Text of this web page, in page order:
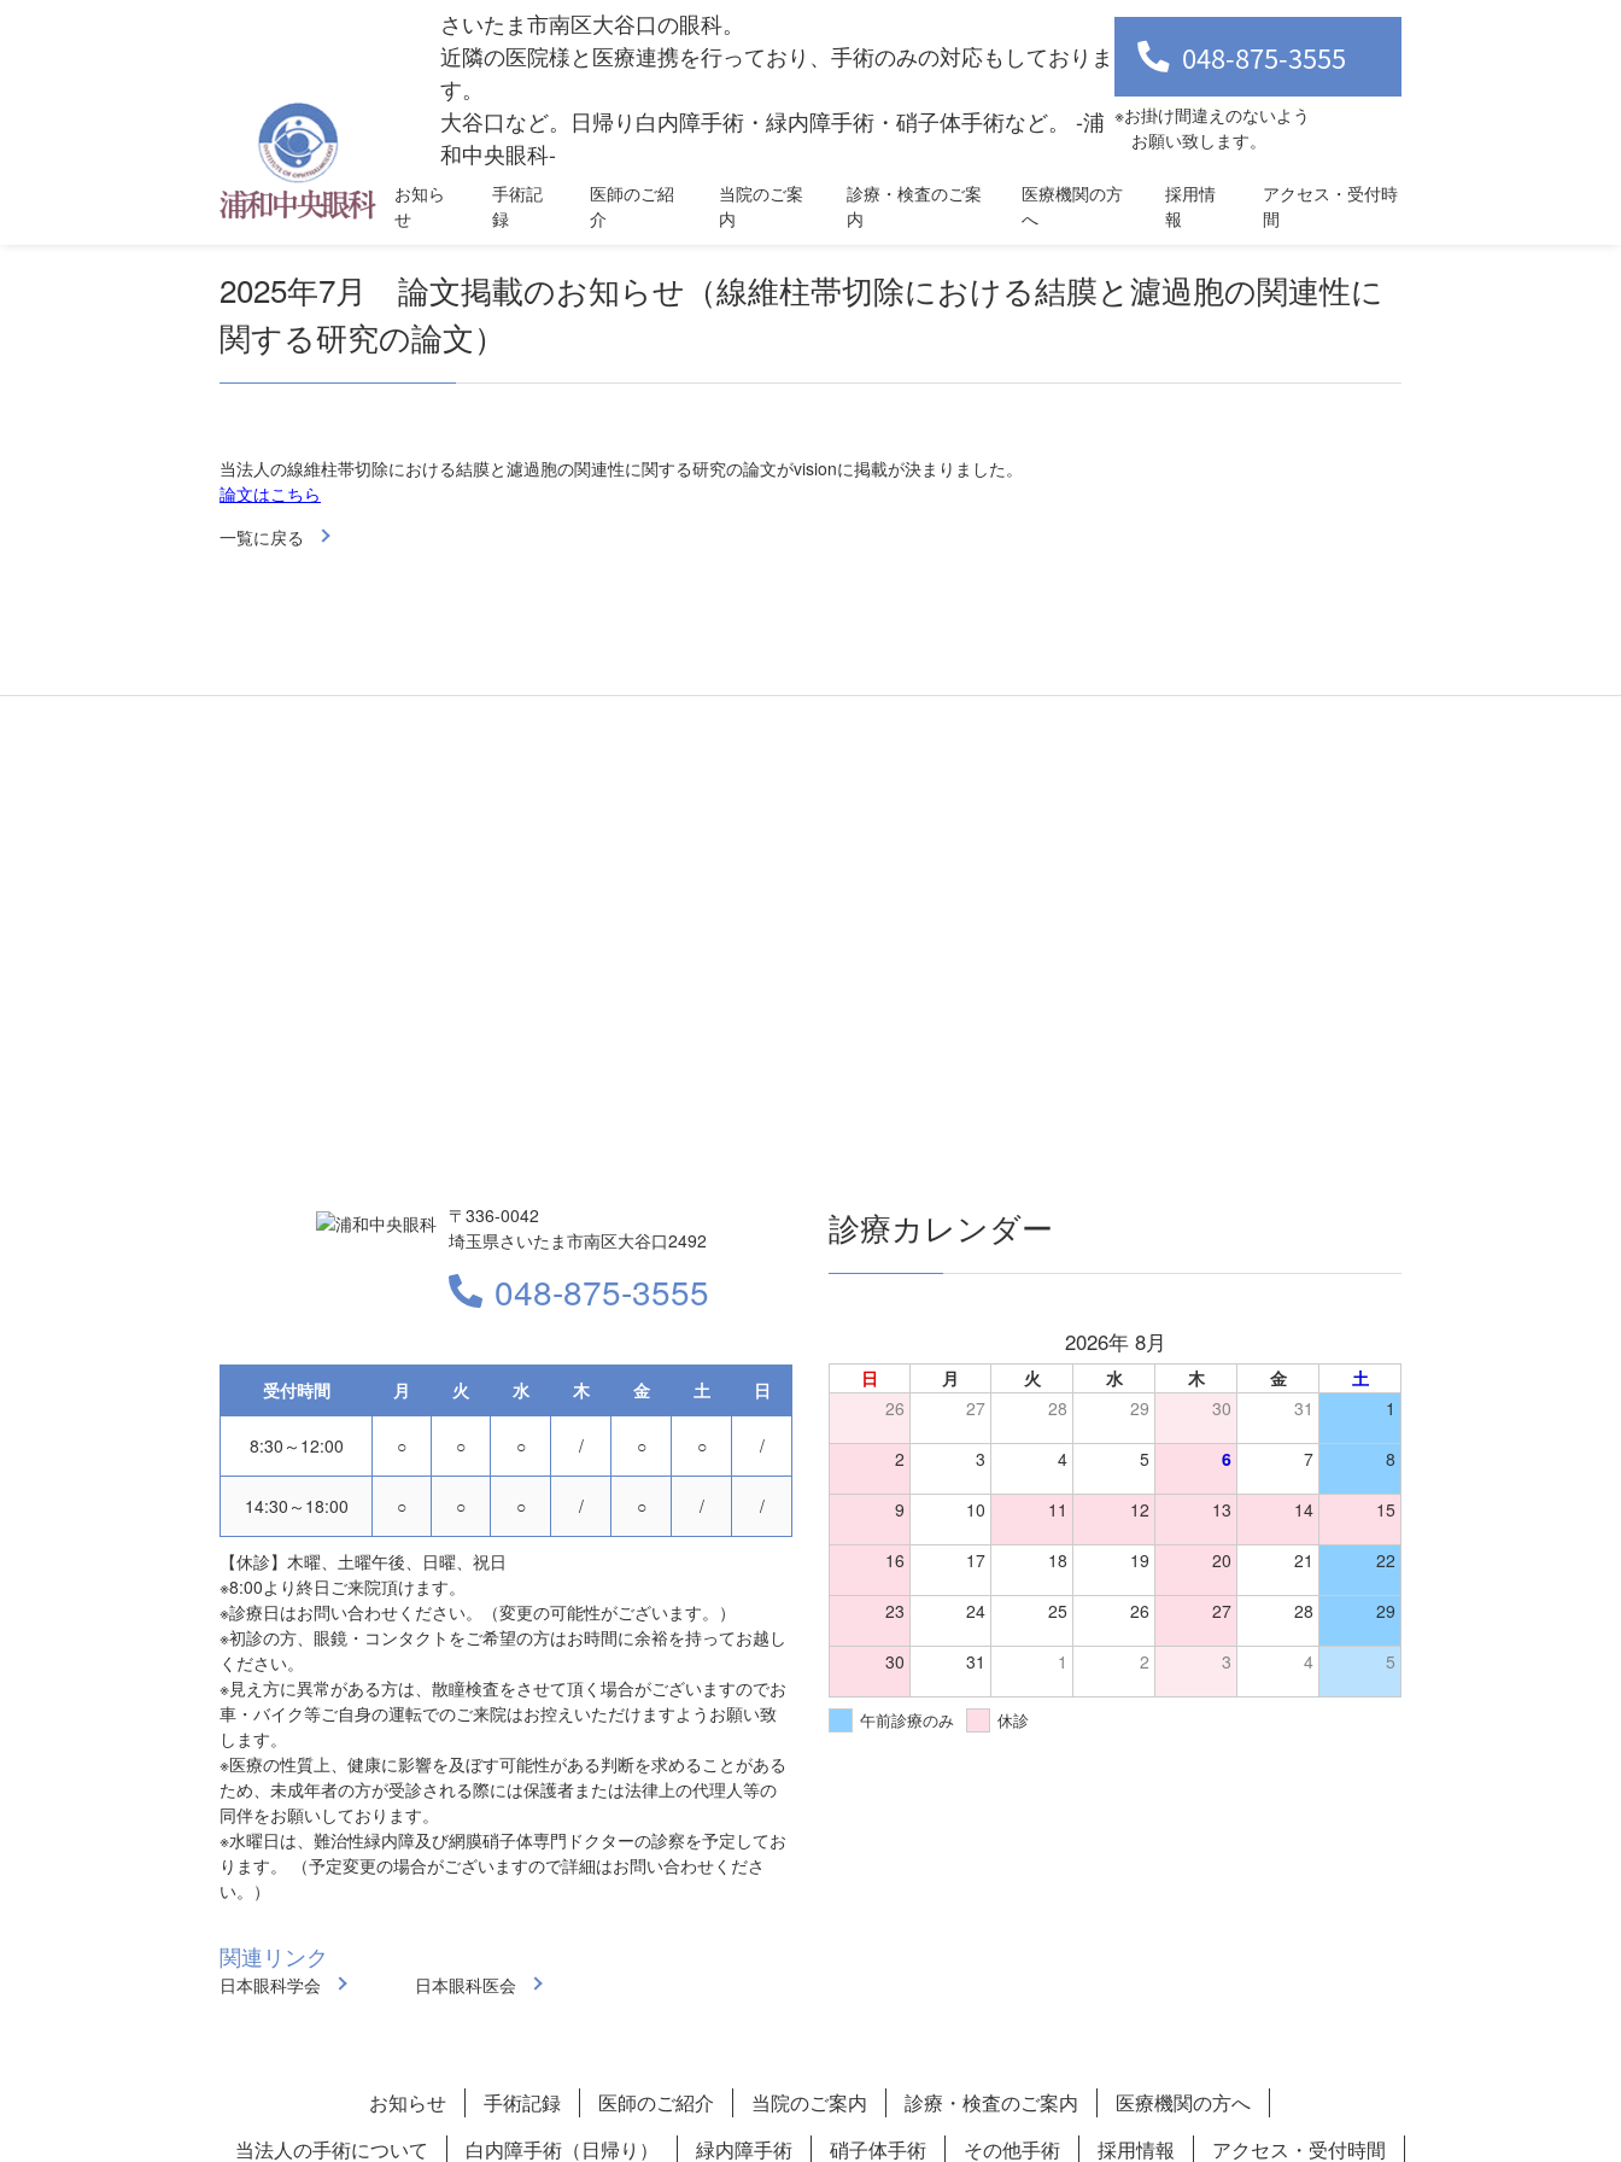
さいたま市南区大谷口の眼科。
近隣の医院様と医療連携を行っており、手術のみの対応もしておりま
す。
大谷口など。日帰り白内障手術・緑内障手術・硝子体手術など。 -浦
和中央眼科-
048-875-3555
※お掛け間違えのないよう
お願い致します。
お知ら
せ
手術記
録
医師のご紹
介
当院のご案
内
診療・検査のご案
内
医療機関の方
へ
採用情
報
アクセス・受付時
間
2025年7月 論文掲載のお知らせ（線維柱帯切除における結膜と濾過胞の関連性に
関する研究の論文）
当法人の線維柱帯切除における結膜と濾過胞の関連性に関する研究の論文がvisionに掲載が決まりました。
論文はこちら
一覧に戻る
〒336-0042
埼玉県さいたま市南区大谷口2492
048-875-3555
受付時間 月 火 水 木 金 土 日
8:30～12:00 ○ ○ ○ / ○ ○ /
14:30～18:00 ○ ○ ○ / ○ / /
【休診】木曜、土曜午後、日曜、祝日
※8:00より終日ご来院頂けます。
※診療日はお問い合わせください。（変更の可能性がございます。）
※初診の方、眼鏡・コンタクトをご希望の方はお時間に余裕を持ってお越し
ください。
※見え方に異常がある方は、散瞳検査をさせて頂く場合がございますのでお
車・バイク等ご自身の運転でのご来院はお控えいただけますようお願い致
します。
※医療の性質上、健康に影響を及ぼす可能性がある判断を求めることがある
ため、未成年者の方が受診される際には保護者または法律上の代理人等の
同伴をお願いしております。
※水曜日は、難治性緑内障及び網膜硝子体専門ドクターの診察を予定してお
ります。 （予定変更の場合がございますので詳細はお問い合わせくださ
い。）
関連リンク
日本眼科学会 日本眼科医会
診療カレンダー
2026年 8月
日 月 火 水 木 金
土
26
27 28 29 30 31 1
2 3 4 5 6 7 8
9 10 11 12 13 14 15
16 17 18 19 20 21 22
23 24 25 26 27 28 29
30 31 1 2 3 4 5
午前診療のみ 休診
お知らせ 手術記録 医師のご紹介 当院のご案内 診療・検査のご案内
医療機関の方へ
当法人の手術について
白内障手術（日帰り） 緑内障手術 硝子体手術 その他手術 採用情報 アクセス・受付時間